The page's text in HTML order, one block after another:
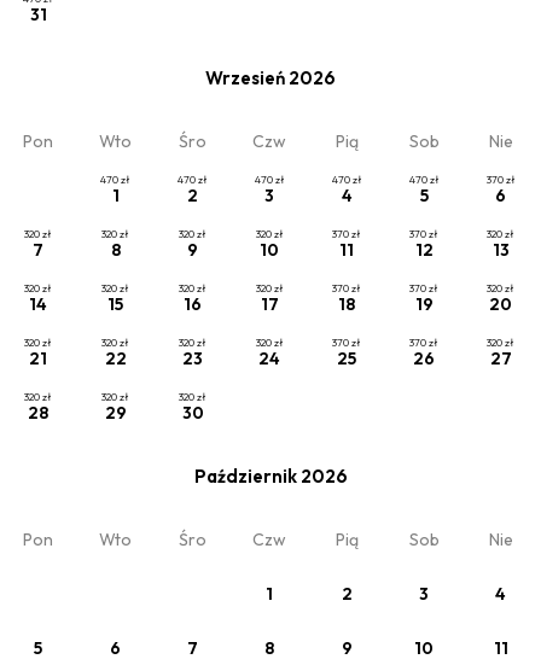
31
Wrzesień 2026
Pon Wto Śro Czw Pią Sob Nie
1
470zł
2
470zł
3
470zł
4
470zł
5
470zł
6
370zł
7
320zł
8
320zł
9
320zł
10
320zł
11
370zł
12
370zł
13
320zł
14
320zł
15
320zł
16
320zł
17
320zł
18
370zł
19
370zł
20
320zł
21
320zł
22
320zł
23
320zł
24
320zł
25
370zł
26
370zł
27
320zł
28
320zł
29
320zł
30
320zł
Październik 2026
Pon Wto Śro Czw Pią Sob Nie
1 2 3 4
5 6 7 8 9 10 11
x Dorośli
Wybierz datę lub jeden z poniższych cenników.